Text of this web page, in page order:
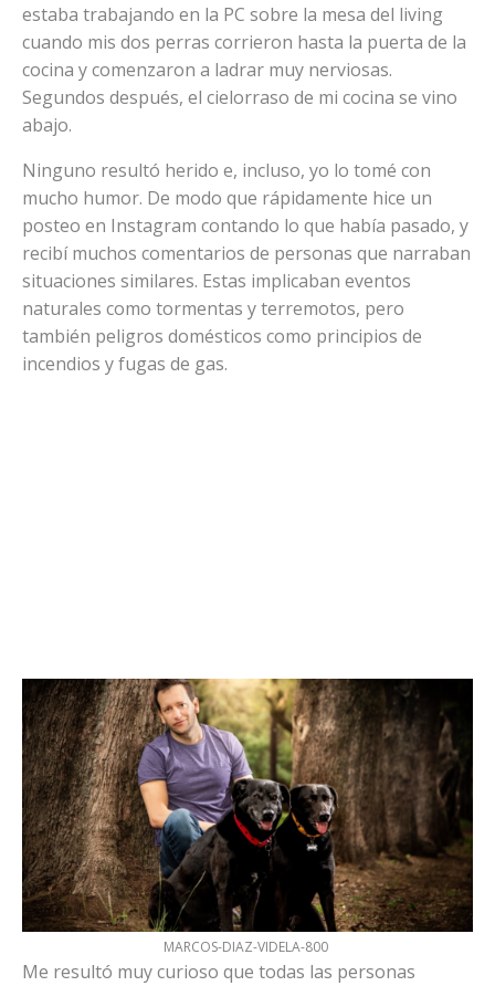
estaba trabajando en la PC sobre la mesa del living
cuando mis dos perras corrieron hasta la puerta de la
cocina y comenzaron a ladrar muy nerviosas.
Segundos después, el cielorraso de mi cocina se vino
abajo.
Ninguno resultó herido e, incluso, yo lo tomé con
mucho humor. De modo que rápidamente hice un
posteo en Instagram contando lo que había pasado, y
recibí muchos comentarios de personas que narraban
situaciones similares. Estas implicaban eventos
naturales como tormentas y terremotos, pero
también peligros domésticos como principios de
incendios y fugas de gas.
MARCOS-DIAZ-VIDELA-800
Me resultó muy curioso que todas las personas